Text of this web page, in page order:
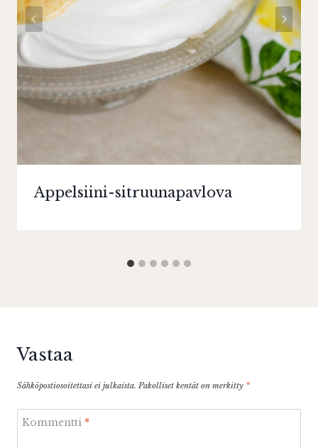
Appelsiini-sitruunapavlova
Vastaa
Sähköpostiosoitettasi ei julkaista. Pakolliset kentät on merkitty *
Kommentti *